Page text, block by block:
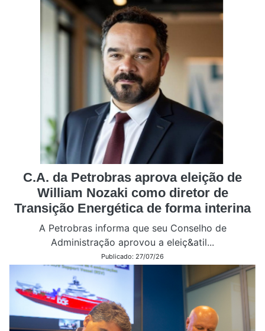
C.A. da Petrobras aprova eleição de
William Nozaki como diretor de
Transição Energética de forma interina
A Petrobras informa que seu Conselho de
Administração aprovou a eleiç&atil...
Publicado: 27/07/26